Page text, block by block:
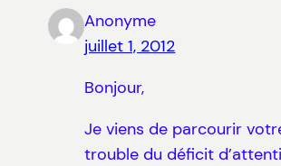
Anonyme
juillet 1, 2012
Bonjour,
Je viens de parcourir
trouble du déficit